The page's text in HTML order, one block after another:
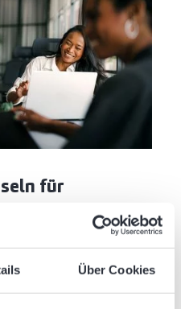
Über Cookies
für
Was
müssen